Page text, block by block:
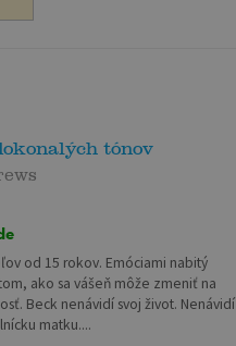
tónov
od 15 rokov. Emóciami nabitý
ako sa vášeň môže zmeniť na
Beck nenávidí svoj život. Nenávidí
matku....